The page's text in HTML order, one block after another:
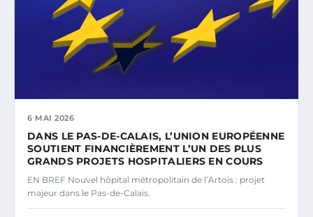
6 MAI 2026
DANS LE PAS-DE-CALAIS, L’UNION EUROPÉENNE
SOUTIENT FINANCIÈREMENT L’UN DES PLUS
GRANDS PROJETS HOSPITALIERS EN COURS
EN BREF Nouvel hôpital métropolitain de l’Artois : projet
majeur dans le Pas-de-Calais.